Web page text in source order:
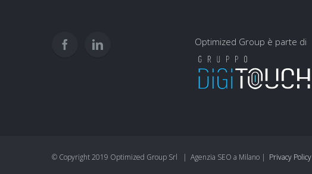
Optimized Group è parte di
© Copyright 2019 Optimized Group Srl | Agenzia SEO a Milano | Privacy Policy